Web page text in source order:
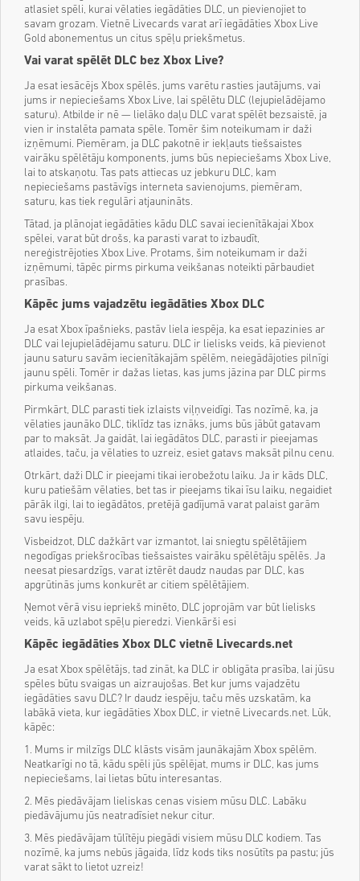
atlasiet spēli, kurai vēlaties iegādāties DLC, un pievienojiet to
savam grozam. Vietnē Livecards varat arī iegādāties Xbox Live
Gold abonementus un citus spēļu priekšmetus.
Vai varat spēlēt DLC bez Xbox Live?
Ja esat iesācējs Xbox spēlēs, jums varētu rasties jautājums, vai
jums ir nepieciešams Xbox Live, lai spēlētu DLC (lejupielādējamo
saturu). Atbilde ir nē — lielāko daļu DLC varat spēlēt bezsaistē, ja
vien ir instalēta pamata spēle. Tomēr šim noteikumam ir daži
izņēmumi. Piemēram, ja DLC pakotnē ir iekļauts tiešsaistes
vairāku spēlētāju komponents, jums būs nepieciešams Xbox Live,
lai to atskaņotu. Tas pats attiecas uz jebkuru DLC, kam
nepieciešams pastāvīgs interneta savienojums, piemēram,
saturu, kas tiek regulāri atjaunināts.
Tātad, ja plānojat iegādāties kādu DLC savai iecienītākajai Xbox
spēlei, varat būt drošs, ka parasti varat to izbaudīt,
nereģistrējoties Xbox Live. Protams, šim noteikumam ir daži
izņēmumi, tāpēc pirms pirkuma veikšanas noteikti pārbaudiet
prasības.
Kāpēc jums vajadzētu iegādāties Xbox DLC
Ja esat Xbox īpašnieks, pastāv liela iespēja, ka esat iepazinies ar
DLC vai lejupielādējamu saturu. DLC ir lielisks veids, kā pievienot
jaunu saturu savām iecienītākajām spēlēm, neiegādājoties pilnīgi
jaunu spēli. Tomēr ir dažas lietas, kas jums jāzina par DLC pirms
pirkuma veikšanas.
Pirmkārt, DLC parasti tiek izlaists viļņveidīgi. Tas nozīmē, ka, ja
vēlaties jaunāko DLC, tiklīdz tas iznāks, jums būs jābūt gatavam
par to maksāt. Ja gaidāt, lai iegādātos DLC, parasti ir pieejamas
atlaides, taču, ja vēlaties to uzreiz, esiet gatavs maksāt pilnu cenu.
Otrkārt, daži DLC ir pieejami tikai ierobežotu laiku. Ja ir kāds DLC,
kuru patiešām vēlaties, bet tas ir pieejams tikai īsu laiku, negaidiet
pārāk ilgi, lai to iegādātos, pretējā gadījumā varat palaist garām
savu iespēju.
Visbeidzot, DLC dažkārt var izmantot, lai sniegtu spēlētājiem
negodīgas priekšrocības tiešsaistes vairāku spēlētāju spēlēs. Ja
neesat piesardzīgs, varat iztērēt daudz naudas par DLC, kas
apgrūtinās jums konkurēt ar citiem spēlētājiem.
Ņemot vērā visu iepriekš minēto, DLC joprojām var būt lielisks
veids, kā uzlabot spēļu pieredzi. Vienkārši esi
Kāpēc iegādāties Xbox DLC vietnē Livecards.net
Ja esat Xbox spēlētājs, tad zināt, ka DLC ir obligāta prasība, lai jūsu
spēles būtu svaigas un aizraujošas. Bet kur jums vajadzētu
iegādāties savu DLC? Ir daudz iespēju, taču mēs uzskatām, ka
labākā vieta, kur iegādāties Xbox DLC, ir vietnē Livecards.net. Lūk,
kāpēc:
1. Mums ir milzīgs DLC klāsts visām jaunākajām Xbox spēlēm.
Neatkarīgi no tā, kādu spēli jūs spēlējat, mums ir DLC, kas jums
nepieciešams, lai lietas būtu interesantas.
2. Mēs piedāvājam lieliskas cenas visiem mūsu DLC. Labāku
piedāvājumu jūs neatradīsiet nekur citur.
3. Mēs piedāvājam tūlītēju piegādi visiem mūsu DLC kodiem. Tas
nozīmē, ka jums nebūs jāgaida, līdz kods tiks nosūtīts pa pastu; jūs
varat sākt to lietot uzreiz!